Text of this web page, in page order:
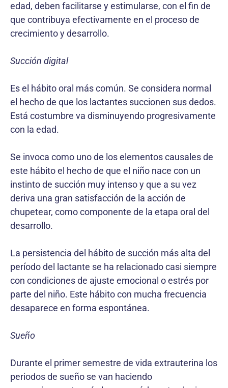
edad, deben facilitarse y estimularse, con el fin de
que contribuya efectivamente en el proceso de
crecimiento y desarrollo.
Succión digital
Es el hábito oral más común. Se considera normal
el hecho de que los lactantes succionen sus dedos.
Está costumbre va disminuyendo progresivamente
con la edad.
Se invoca como uno de los elementos causales de
este hábito el hecho de que el niño nace con un
instinto de succión muy intenso y que a su vez
deriva una gran satisfacción de la acción de
chupetear, como componente de la etapa oral del
desarrollo.
La persistencia del hábito de succión más alta del
período del lactante se ha relacionado casi siempre
con condiciones de ajuste emocional o estrés por
parte del niño. Este hábito con mucha frecuencia
desaparece en forma espontánea.
Sueño
Durante el primer semestre de vida extrauterina los
periodos de sueño se van haciendo